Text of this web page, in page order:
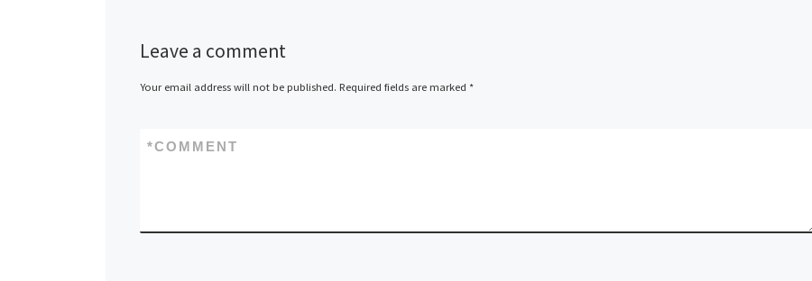
Leave a comment
Your email address will not be published. Required fields are marked *
COMMENT
*